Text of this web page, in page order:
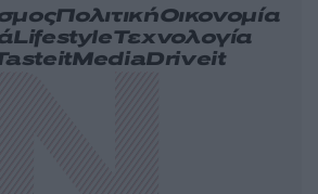
ΠολιτικήΟικονομία
LifestyleΤεχνολογία
MediaDriveit